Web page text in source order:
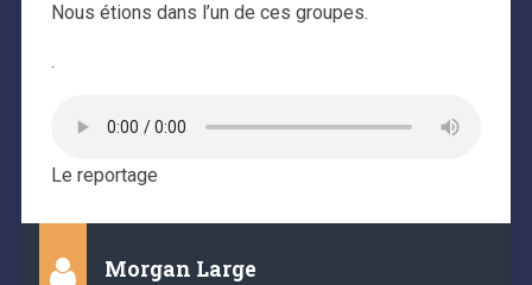
Nous étions dans l’un de ces groupes.
.
Le reportage
Morgan Large